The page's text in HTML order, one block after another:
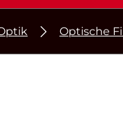
Optische